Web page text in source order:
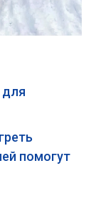
для
помогут